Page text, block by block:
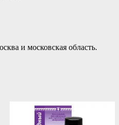
и московская область.